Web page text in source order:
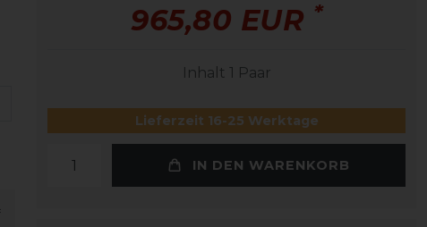
965,80 EUR *
Inhalt 1 Paar
Lieferzeit 16-25 Werktage
IN DEN WARENKORB